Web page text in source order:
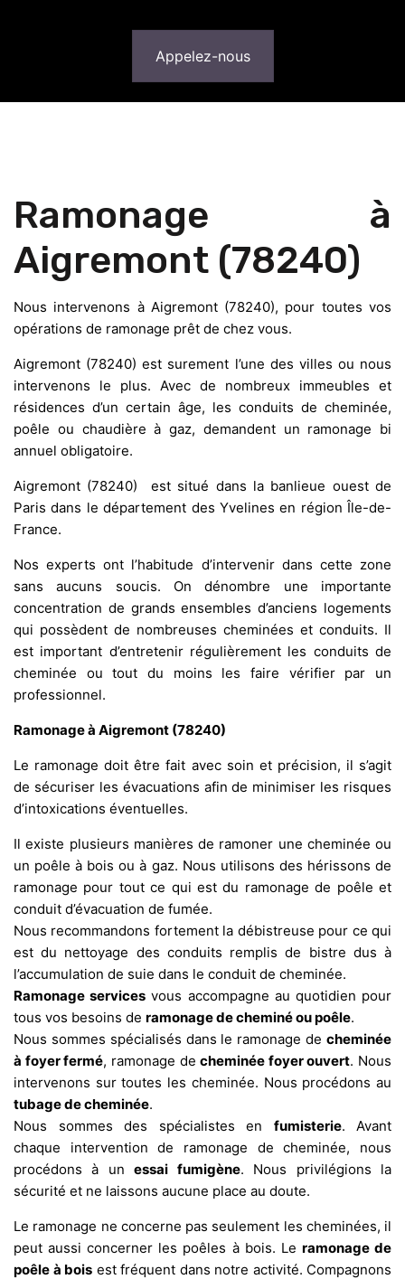
Appelez-nous
Ramonage à
Aigremont (78240)
Nous intervenons à Aigremont (78240), pour toutes vos
opérations de ramonage prêt de chez vous.
Aigremont (78240) est surement l’une des villes ou nous
intervenons le plus. Avec de nombreux immeubles et
résidences d’un certain âge, les conduits de cheminée,
poêle ou chaudière à gaz, demandent un ramonage bi
annuel obligatoire.
Aigremont (78240) est situé dans la banlieue ouest de
Paris dans le département des Yvelines en région Île-de-
France.
Nos experts ont l’habitude d’intervenir dans cette zone
sans aucuns soucis. On dénombre une importante
concentration de grands ensembles d’anciens logements
qui possèdent de nombreuses cheminées et conduits. Il
est important d’entretenir régulièrement les conduits de
cheminée ou tout du moins les faire vérifier par un
professionnel.
Ramonage à Aigremont (78240)
Le ramonage doit être fait avec soin et précision, il s’agit
de sécuriser les évacuations afin de minimiser les risques
d’intoxications éventuelles.
Il existe plusieurs manières de ramoner une cheminée ou
un poêle à bois ou à gaz. Nous utilisons des hérissons de
ramonage pour tout ce qui est du ramonage de poêle et
conduit d’évacuation de fumée.
Nous recommandons fortement la débistreuse pour ce qui
est du nettoyage des conduits remplis de bistre dus à
l’accumulation de suie dans le conduit de cheminée.
Ramonage services vous accompagne au quotidien pour
tous vos besoins de ramonage de cheminé ou poêle.
Nous sommes spécialisés dans le ramonage de cheminée
à foyer fermé, ramonage decheminée foyer ouvert. Nous
intervenons sur toutes les cheminée. Nous procédons au
tubage de cheminée.
Nous sommes des spécialistes en fumisterie. Avant
chaque intervention de ramonage de cheminée, nous
procédons à unessai fumigène. Nous privilégions la
sécurité et ne laissons aucune place au doute.
Le ramonage ne concerne pas seulement les cheminées, il
peut aussi concerner les poêles à bois. Le ramonage de
poêle à bois est fréquent dans notre activité. Compagnons